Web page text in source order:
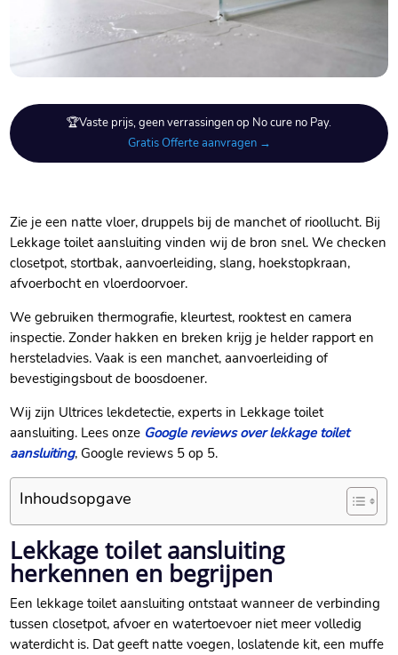
🏆Vaste prijs, geen verrassingen op No cure no Pay.
Gratis Offerte aanvragen →
Zie je een natte vloer, druppels bij de manchet of rioollucht.​ Bij
Lekkage toilet aansluiting vinden wij de bron snel.​ We checken
closetpot, stortbak, aanvoerleiding, slang, hoekstopkraan,
afvoerbocht en vloerdoorvoer.​
We gebruiken thermografie, kleurtest, rooktest en camera
inspectie.​ Zonder hakken en breken krijg je helder rapport en
hersteladvies.​ Vaak is een manchet, aanvoerleiding of
bevestigingsbout de boosdoener.​
Wij zijn Ultrices lekdetectie, experts in Lekkage toilet
aansluiting.​ Lees onze Google reviews over lekkage toilet
aansluiting, Google reviews 5 op 5.​
Inhoudsopgave
Lekkage toilet aansluiting
herkennen en begrijpen
Een lekkage toilet aansluiting ontstaat wanneer de verbinding
tussen closetpot, afvoer en watertoevoer niet meer volledig
waterdicht is.​ Dat geeft natte voegen, loslatende kit, een muffe